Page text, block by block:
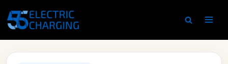
Aller
au
contenu